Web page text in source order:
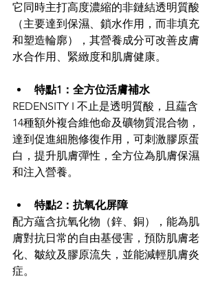
它同時主打高度濃縮的非鏈結透明質酸
（主要達到保濕、鎖水作用，而非填充
和塑造輪廓），其營養成分可改善皮膚
水合作用、緊緻度和肌膚健康。
特點1：全方位活膚補水
REDENSITY I 不止是透明質酸，且藴含
14種額外複合維他命及礦物質混合物，
達到促進細胞修復作用，可刺激膠原蛋
白，提升肌膚彈性，全方位為肌膚保濕
和注入營養。
特點2：抗氧化屏障
配方蘊含抗氧化物（鋅、銅），能為肌
膚對抗日常的自由基侵害，預防肌膚老
化、皺紋及膠原流失，並能減輕肌膚炎
症。